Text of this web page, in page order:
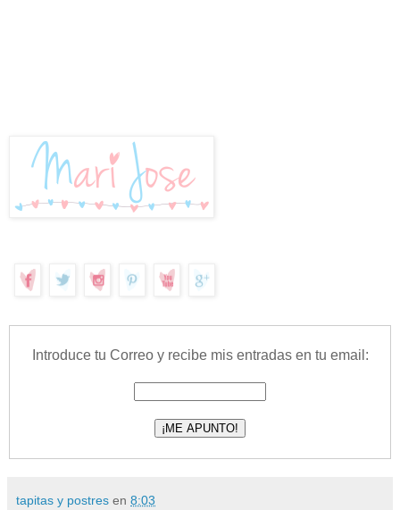
Introduce tu Correo y recibe mis entradas en tu email:
tapitas y postres en 8:03